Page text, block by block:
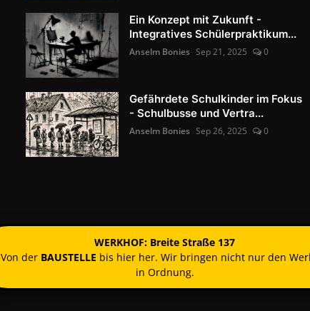
Ein Konzept mit Zukunft -
Integratives Schülerpraktikum...
Anselm Bonies Sep 21, 2025 0
Gefährdete Schulkinder im Fokus
- Schulbusse und Vertra...
Anselm Bonies Sep 26, 2025 0
WERKHOF: Breite Straße 137
Von der BAUSTELLE bis hier her. Wir bringen nicht nur den
in Ordnung.